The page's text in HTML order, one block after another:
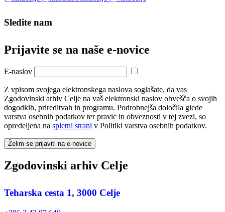
Sledite nam
Prijavite se na naše e‑novice
E-naslov
Z vpisom svojega elektronskega naslova soglašate, da vas
Zgodovinski arhiv Celje na vaš elektronski naslov obvešča o svojih
dogodkih, prireditvah in programu. Podrobnejša določila glede
varstva osebnih podatkov ter pravic in obveznosti v tej zvezi, so
opredeljena na spletni strani v Politiki varstva osebnih podatkov.
Želim se prijaviti na e-novice
Zgodovinski arhiv Celje
Teharska cesta 1, 3000 Celje